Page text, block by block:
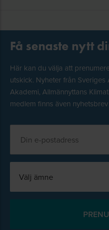
Få senaste nytt
Här kan du välja att
utskick. Nyheter från Sveriges
Akademi, Allmännyttans
medlem finns även
Välj ämne